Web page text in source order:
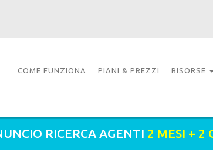
COME FUNZIONA PIANI & PREZZI RISORSE
RICERCA AGENTI 2 MESI + 2